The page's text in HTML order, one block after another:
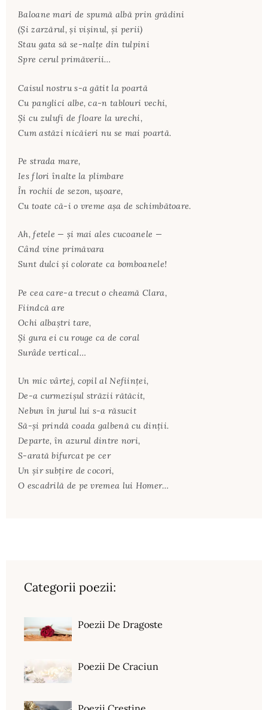
Baloane mari de spumă albă prin grădini
(Şi zarzărul, şi vişinul, şi perii)
Stau gata să se-nalţe din tulpini
Spre cerul primăverii…
Caisul nostru s-a gătit la poartă
Cu panglici albe, ca-n tablouri vechi,
Şi cu zulufi de floare la urechi,
Cum astăzi nicăieri nu se mai poartă.
Pe strada mare,
Ies flori înalte la plimbare
În rochii de sezon, uşoare,
Cu toate că-i o vreme aşa de schimbătoare.
Ah, fetele — şi mai ales cucoanele —
Când vine primăvara
Sunt dulci şi colorate ca bomboanele!
Pe cea care-a trecut o cheamă Clara,
Fiindcă are
Ochi albaştri tare,
Şi gura ei cu rouge ca de coral
Surâde vertical…
Un mic vârtej, copil al Nefiinţei,
De-a curmezişul străzii rătăcit,
Nebun în jurul lui s-a răsucit
Să-şi prindă coada galbenă cu dinţii.
Departe, în azurul dintre nori,
S-arată bifurcat pe cer
Un şir subţire de cocori,
O escadrilă de pe vremea lui Homer…
Categorii poezii:
Poezii De Dragoste
Poezii De Craciun